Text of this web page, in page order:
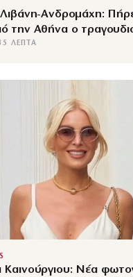
Λιβάνη-Ανδρομάχη: Πήρε
την Αθήνα ο
ΛΕΠΤΆ
Καινούργιου: Νέα